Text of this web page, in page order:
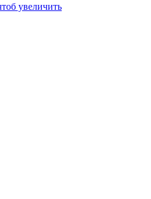
увеличить